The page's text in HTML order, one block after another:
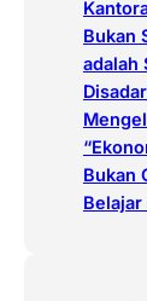
Bukan
adalah
Bukan
Belajar